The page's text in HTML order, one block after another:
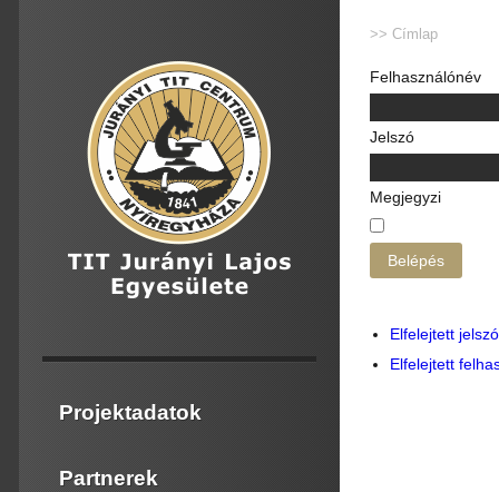
>> Címlap
Felhasználónév
Jelszó
Megjegyzi
Belépés
Elfelejtett
Elfelejtett
Projektadatok
Partnerek